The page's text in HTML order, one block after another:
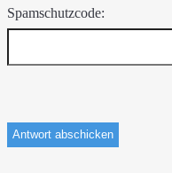
Spamschutzcode: